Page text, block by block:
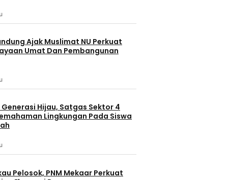
Ajak Muslimat NU Perkuat
Umat Dan Pembangunan
Hijau, Satgas Sektor 4
Lingkungan Pada Siswa
Pelosok, PNM Mekaar Perkuat